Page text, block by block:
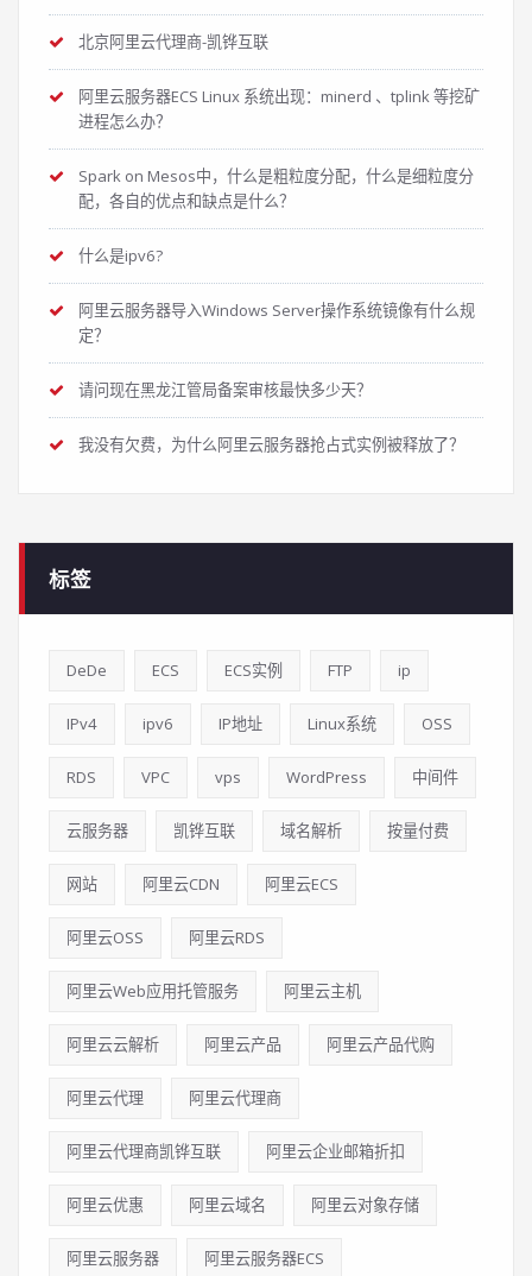
北京阿里云代理商-凯铧互联
阿里云服务器ECS Linux 系统出现：minerd 、tplink 等挖矿
进程怎么办？
Spark on Mesos中，什么是粗粒度分配，什么是细粒度分
配，各自的优点和缺点是什么？
什么是ipv6?
阿里云服务器导入Windows Server操作系统镜像有什么规
定？
请问现在黑龙江管局备案审核最快多少天？
我没有欠费，为什么阿里云服务器抢占式实例被释放了？
标签
DeDe ECS ECS实例 FTP ip
IPv4 ipv6 IP地址 Linux系统 OSS
RDS VPC vps WordPress 中间件
云服务器 凯铧互联 域名解析 按量付费
网站 阿里云CDN 阿里云ECS
阿里云OSS 阿里云RDS
阿里云Web应用托管服务 阿里云主机
阿里云云解析 阿里云产品 阿里云产品代购
阿里云代理 阿里云代理商
阿里云代理商凯铧互联 阿里云企业邮箱折扣
阿里云优惠 阿里云域名 阿里云对象存储
阿里云服务器 阿里云服务器ECS